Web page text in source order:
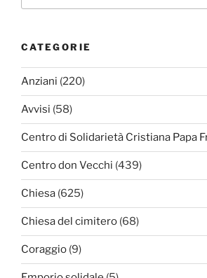
CATEGORIE
Anziani (220)
Avvisi (58)
Centro di Solidarietà Cristiana Papa
Centro don Vecchi (439)
Chiesa (625)
Chiesa del cimitero (68)
Coraggio (9)